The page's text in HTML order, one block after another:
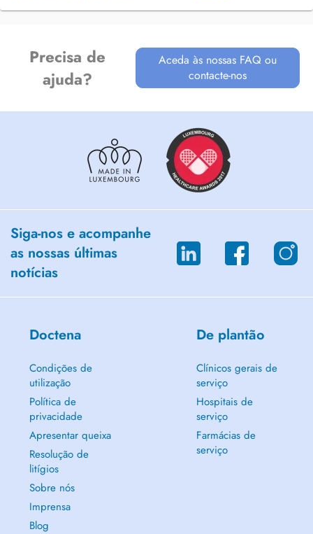
Precisa de
ajuda?
Aceda às nossas FAQ ou
contacte-nos
Siga-nos e acompanhe
as nossas últimas
notícias
Doctena
Condições de
utilização
Política de
privacidade
Apresentar queixa
Resolução de
litígios
Sobre nós
Imprensa
Blog
De plantão
Clínicos gerais de
serviço
Hospitais de
serviço
Farmácias de
serviço